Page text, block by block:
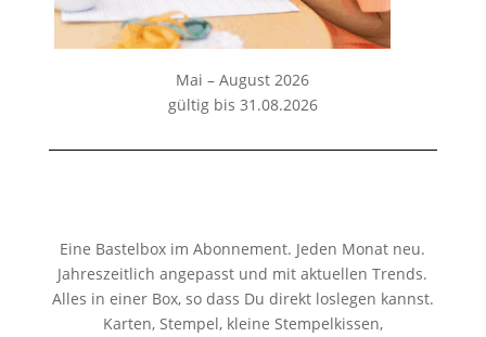
Mai – August 2026
gültig bis 31.08.2026
Eine Bastelbox im Abonnement. Jeden Monat neu.
Jahreszeitlich angepasst und mit aktuellen Trends.
Alles in einer Box, so dass Du direkt loslegen kannst.
Karten, Stempel, kleine Stempelkissen,